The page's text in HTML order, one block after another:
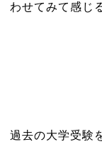
わせてみて感じ
過去の大学受験